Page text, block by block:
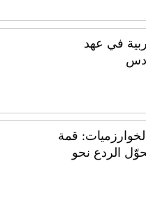
في عهد
قمة
الردع نحو